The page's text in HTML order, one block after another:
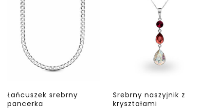
Łańcuszek srebrny
pancerka
Srebrny naszyjnik z
kryształami